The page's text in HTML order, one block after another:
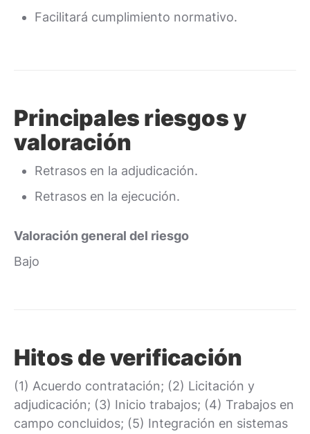
Facilitará cumplimiento normativo.
Principales riesgos y
valoración
Retrasos en la adjudicación.
Retrasos en la ejecución.
Valoración general del riesgo
Bajo
Hitos de verificación
(1) Acuerdo contratación; (2) Licitación y
adjudicación; (3) Inicio trabajos; (4) Trabajos en
campo concluidos; (5) Integración en sistemas